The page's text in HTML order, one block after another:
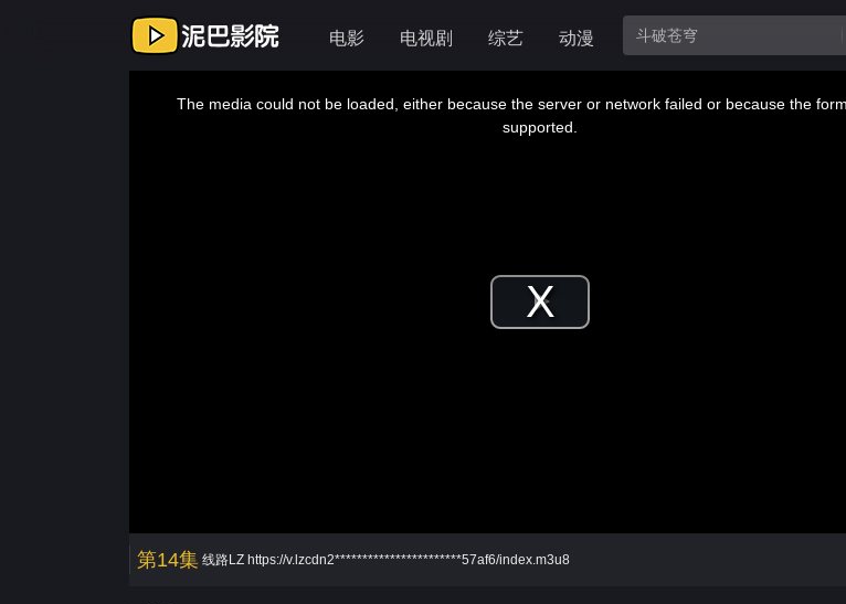
电影 电视剧 综艺 动漫
Play
The media could not be loaded, either because the server or network failed or because the
supported.
第14集 线路LZ https://v.lzcdn2***********************57af6/index.m3u8